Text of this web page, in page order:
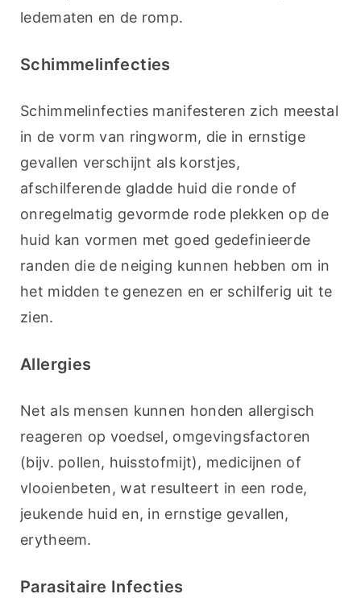
ledematen en de romp.
Schimmelinfecties
Schimmelinfecties manifesteren zich meestal
in de vorm van ringworm, die in ernstige
gevallen verschijnt als korstjes,
afschilferende gladde huid die ronde of
onregelmatig gevormde rode plekken op de
huid kan vormen met goed gedefinieerde
randen die de neiging kunnen hebben om in
het midden te genezen en er schilferig uit te
zien.
Allergies
Net als mensen kunnen honden allergisch
reageren op voedsel, omgevingsfactoren
(bijv. pollen, huisstofmijt), medicijnen of
vlooienbeten, wat resulteert in een rode,
jeukende huid en, in ernstige gevallen,
erytheem.
Parasitaire Infecties